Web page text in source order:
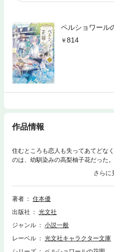
ペルショワール
814
作品情報
住むところも恋人も失ってあてどな
のは、幼馴染みの高梨柚子花だった
いう親戚の家を紹介されるが、横浜
まだ中学生の樋川葉澄。中学生なが
持っていたが、中学校には通えてい
たちが、互いに支え合い自分の居場
著者
住本優
出版社
光文社
ジャンル
小説一般
レーベル
光文社キャラクター文庫